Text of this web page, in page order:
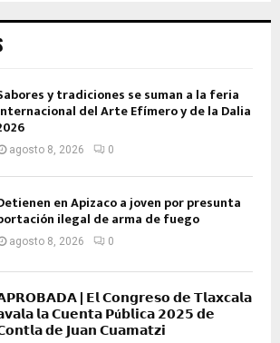
y tradiciones se suman a la feria
del Arte Efímero y de la Dalia
agosto 8, 2026 0
en Apizaco a joven por presunta
ilegal de arma de fuego
agosto 8, 2026 0
| 𝗘𝗹 𝗖𝗼𝗻𝗴𝗿𝗲𝘀𝗼 𝗱𝗲 𝗧𝗹𝗮𝘅𝗰𝗮𝗹𝗮
𝗹𝗮 𝗖𝘂𝗲𝗻𝘁𝗮 𝗣ú𝗯𝗹𝗶𝗰𝗮 𝟮𝟬𝟮𝟱 𝗱𝗲
𝗱𝗲 𝗝𝘂𝗮𝗻 𝗖𝘂𝗮𝗺𝗮𝘁𝘇𝗶